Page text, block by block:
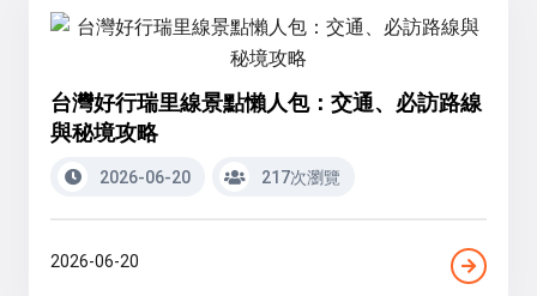
台灣好行瑞里線景點懶人包：交通、必訪路線
與秘境攻略
2026-06-20 217次瀏覽
2026-06-20